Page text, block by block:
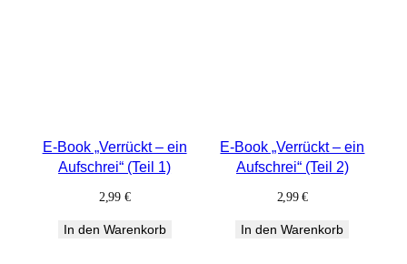
E-Book „Verrückt – ein
Aufschrei“ (Teil 1)
2,99 €
In den Warenkorb
E-Book „Verrückt – ein
Aufschrei“ (Teil 2)
2,99€
In den Warenkorb